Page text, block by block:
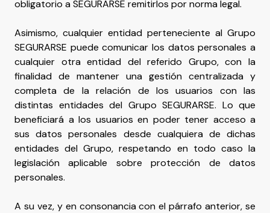
obligatorio a SEGURARSE remitirlos por norma legal.
Asimismo, cualquier entidad perteneciente al Grupo
SEGURARSE puede comunicar los datos personales a
cualquier otra entidad del referido Grupo, con la
finalidad de mantener una gestión centralizada y
completa de la relación de los usuarios con las
distintas entidades del Grupo SEGURARSE. Lo que
beneficiará a los usuarios en poder tener acceso a
sus datos personales desde cualquiera de dichas
entidades del Grupo, respetando en todo caso la
legislación aplicable sobre protección de datos
personales.
A su vez, y en consonancia con el párrafo anterior, se